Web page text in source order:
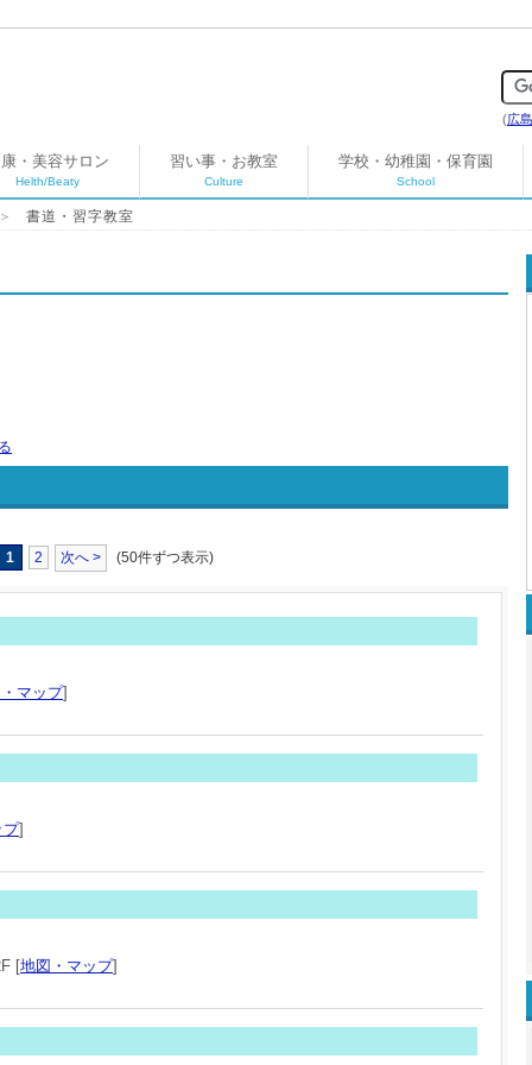
(広
・美容サロン
Helth/Beaty
習い事・お教室
Culture
学校・幼稚園・保育園
School
書道・習字教室
1 2 次へ > (50件ずつ表示)
マップ]
プ]
[地図・マップ]